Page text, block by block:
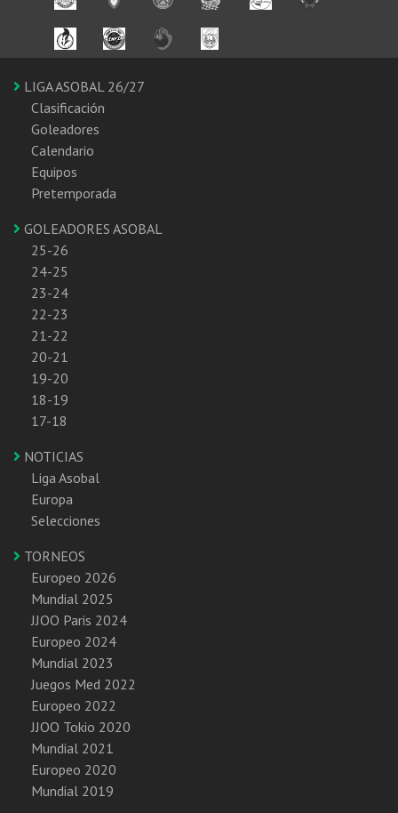
LIGA ASOBAL 26/27
Clasificación
Goleadores
Calendario
Equipos
Pretemporada
GOLEADORES ASOBAL
25-26
24-25
23-24
22-23
21-22
20-21
19-20
18-19
17-18
NOTICIAS
Liga Asobal
Europa
Selecciones
TORNEOS
Europeo 2026
Mundial 2025
JJOO Paris 2024
Europeo 2024
Mundial 2023
Juegos Med 2022
Europeo 2022
JJOO Tokio 2020
Mundial 2021
Europeo 2020
Mundial 2019